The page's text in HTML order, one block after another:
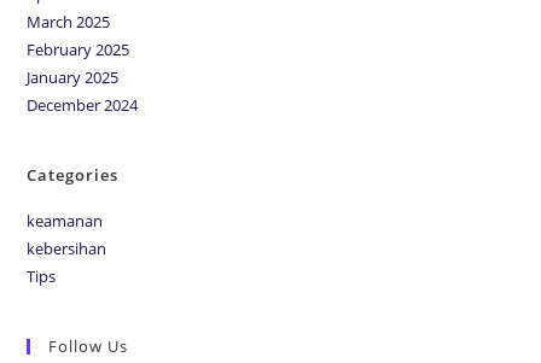
March 2025
February 2025
January 2025
December 2024
Categories
keamanan
kebersihan
Tips
Follow Us